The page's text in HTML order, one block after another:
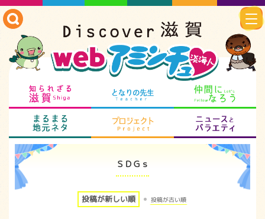
知られざる滋賀 となりの先生
まるまる地元ネタ プロジェクト
ＳＤＧｓ
投稿が新しい順 投稿が古い順